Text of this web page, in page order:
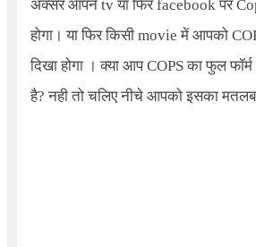
अक्सर आपने tvया फिरfacebookपर
होगा। या फिर किसी movieमें आपको
दिखा होगा । क्या आपCOPSका फुल
है?नही तो चलिए नीचे आपको इसका